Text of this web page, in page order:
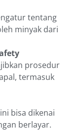
tentang
minyak dari
prosedur
termasuk
bisa dikenai
berlayar.